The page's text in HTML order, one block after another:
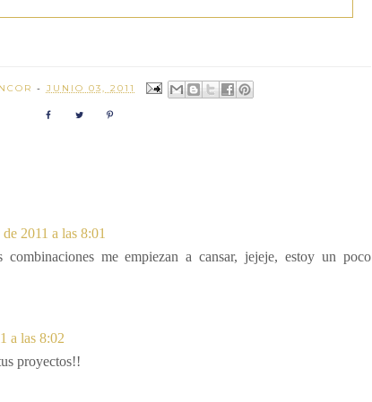
- JUNIO 03, 2011
2011 a las 8:01
me empiezan a cansar, jejeje, estoy un poco
a las 8:02
proyectos!!